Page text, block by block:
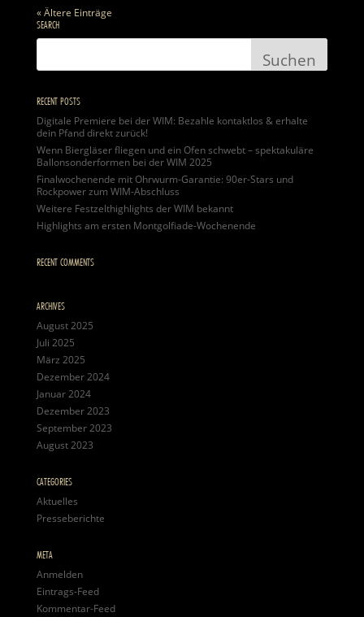
« Ältere Einträge
SEARCH
RECENT POSTS
Digitale Premiere bei der WIM: Bezahle kontaktlos & erhalte
dein Pfand direkt zurück!
Wenn Biergläser fliegen und ein Ofen schwebt – spektakuläre
Ballonsonderformen bei der WIM 2025
Finalwochenende mit Ohrwurm-Garantie: 90er-Stars und
Rockpower zum WIM-Abschluss
Weitere Festzelthighlights der WIM bekannt
Highlights am ersten Montgolfiade-Wochenende
RECENT COMMENTS
ARCHIVES
August 2025
Juli 2025
März 2025
Dezember 2024
Januar 2024
Dezember 2023
September 2023
August 2023
CATEGORIES
Aktuelles
Presseberichte
META
Anmelden
Eintrags-Feed
Kommentar-Feed